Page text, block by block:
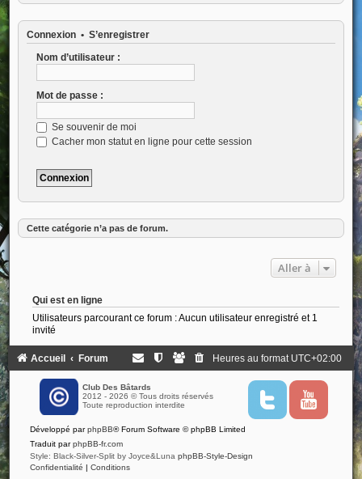
Connexion• S’enregistrer
Nom d’utilisateur :
Mot de passe :
Se souvenir de moi
Cacher mon statut en ligne pour cette session
Cette catégorie n’a pas de forum.
Aller à
Qui est en ligne
Utilisateurs parcourant ce forum : Aucun utilisateur enregistré et 1
invité
Accueil Forum Heures au format UTC+02:00
Club Des Bâtards
2012 - 2026 © Tous droits réservés
Toute reproduction interdite
T
i
Y
u
Développé parphpBB® Forum Software © phpBB Limited
Traduit parphpBB-fr.com
Style: Black-Silver-Split by Joyce&Luna phpBB-Style-Design
Confidentialité | Conditions